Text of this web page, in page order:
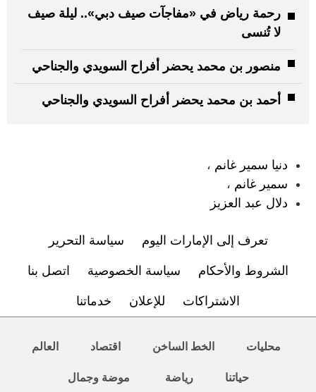
رحمة رياض في «مفاجآت صيف دبي».. ليلة صيف
لا تُنسى
منصور بن محمد يحضر أفراح السويدي والجناحي
أحمد بن محمد يحضر أفراح السويدي والجناحي
دنيا سمير غانم ،
سمير غانم ،
دلال عبد العزيز
تعرف إلى الإمارات اليوم سياسة التحرير
الشروط والأحكام سياسة الخصوصية اتصل بنا
الاشتراكات للإعلان خدماتنا
محليات الخط الساخن اقتصاد العالم
حياتنا رياضة موضة وجمال